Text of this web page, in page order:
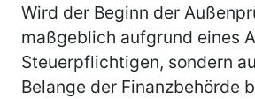
Wird der Beginn der
maßgeblich aufgrund eines
Steuerpflichtigen, sondern
Belange der Finanzbehörde